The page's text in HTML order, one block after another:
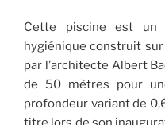
Cette piscine est un
hygiénique construit sur
par l’architecte Albert
de 50 mètres pour
profondeur variant de